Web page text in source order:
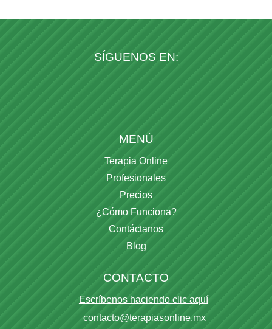
SÍGUENOS EN:
MENÚ
Terapia Online
Profesionales
Precios
¿Cómo Funciona?
Contáctanos
Blog
CONTACTO
Escríbenos haciendo clic aquí
contacto@terapiasonline.mx